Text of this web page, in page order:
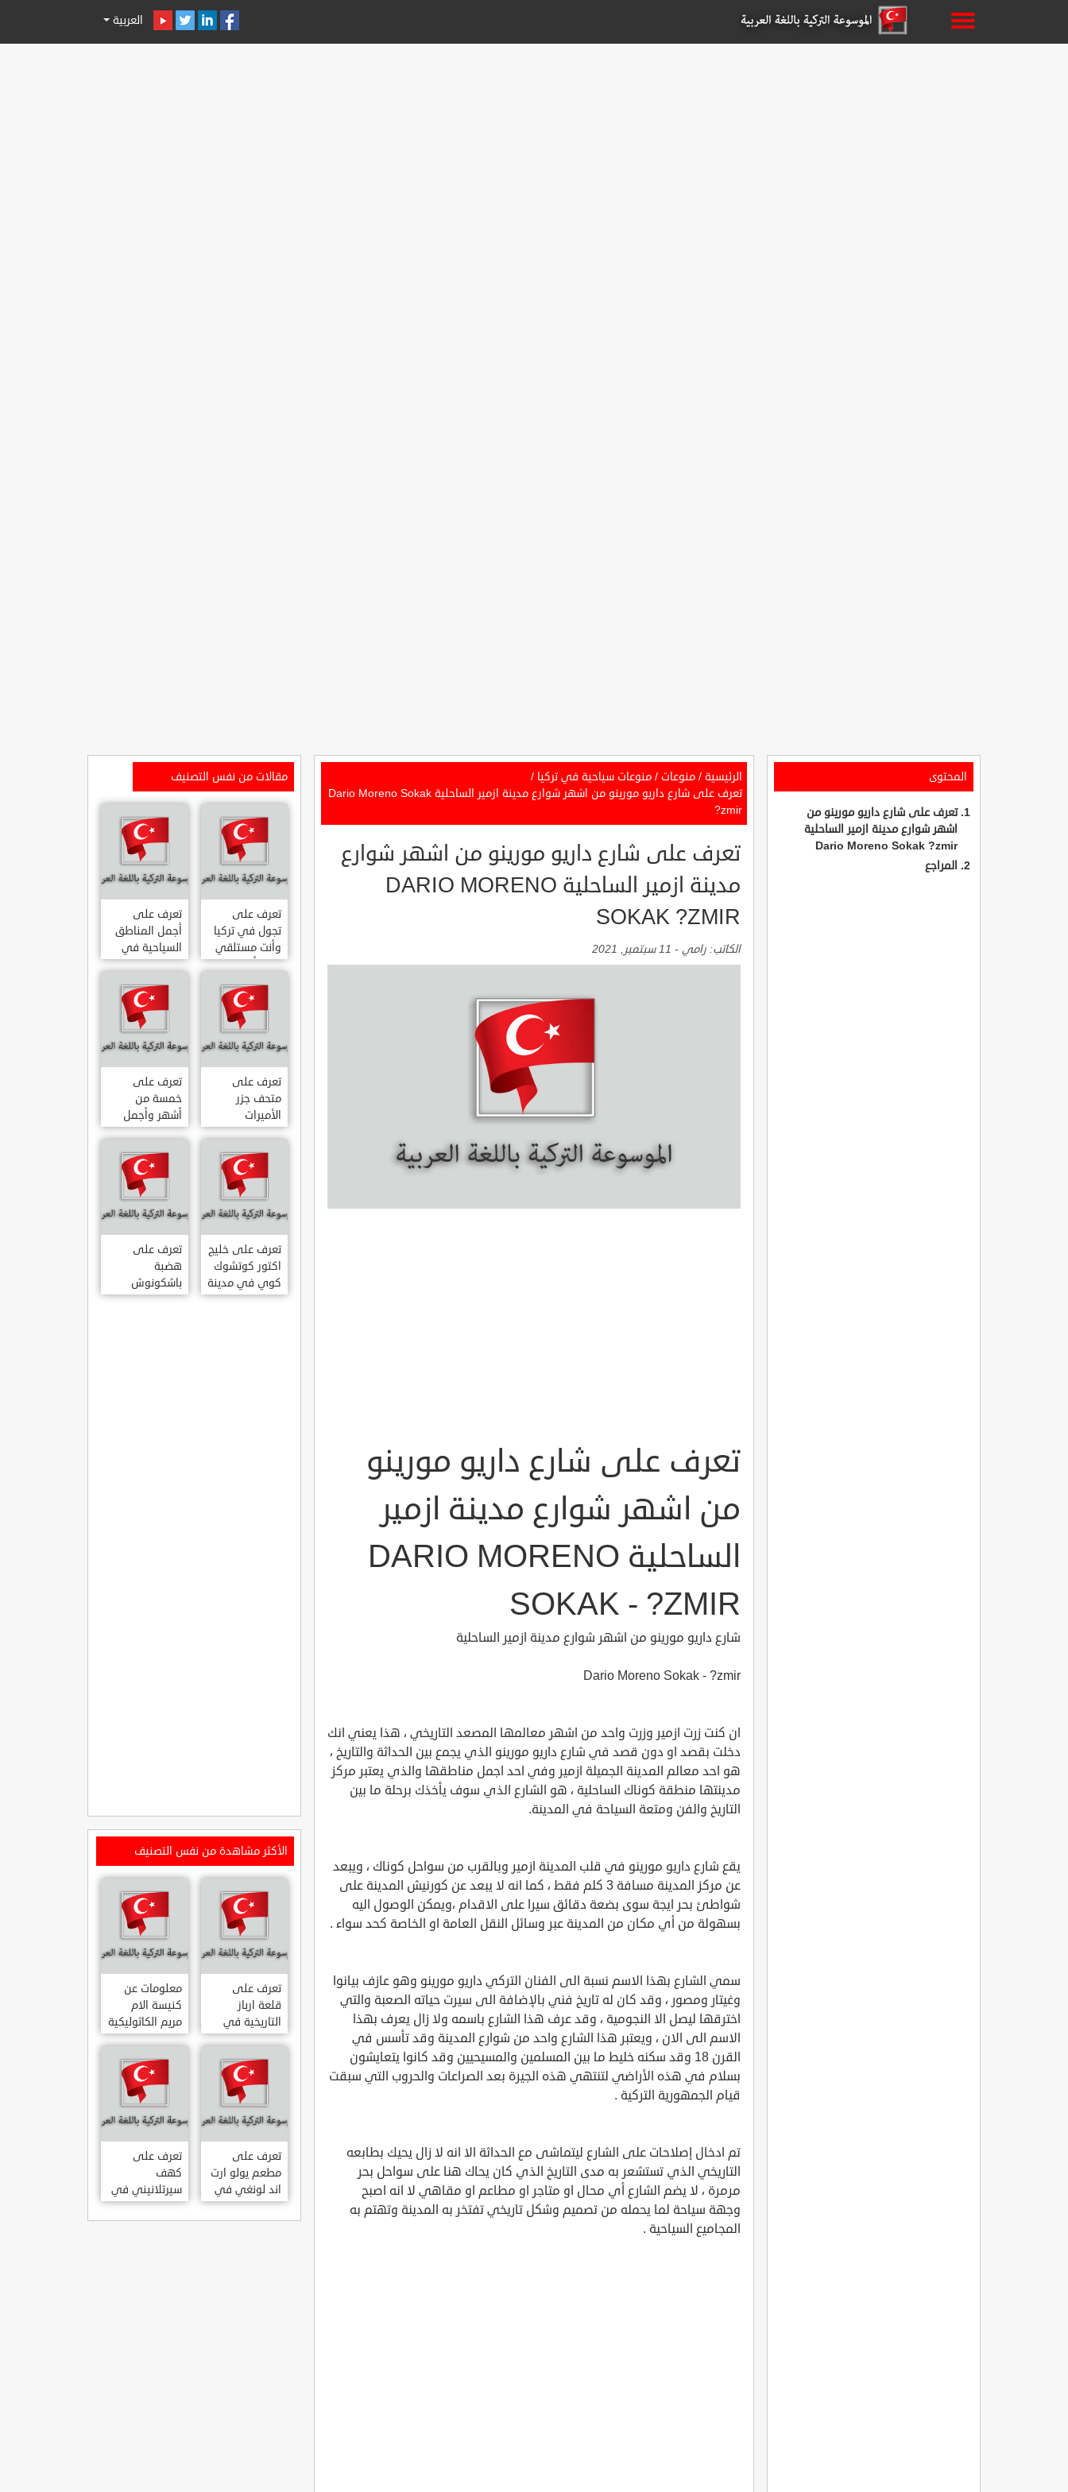
العربية
المحتوى
تعرف على شارع داريو مورينو من
اشهر شوارع مدينة ازمير الساحلية
Dario Moreno Sokak ?zmir
المراجع
الرئيسية / منوعات / منوعات سياحية في تركيا /
تعرف على شارع داريو مورينو من اشهر شوارع مدينة ازمير الساحلية Dario Moreno Sokak
?zmir
تعرف على شارع داريو مورينو من اشهر شوارع
مدينة ازمير الساحلية DARIO MORENO
SOKAK ?ZMIR
الكاتب: رامي - 11 سبتمبر, 2021
تعرف على شارع داريو مورينو
من اشهر شوارع مدينة ازمير
الساحلية DARIO MORENO
SOKAK - ?ZMIR
شارع داريو مورينو من اشهر شوارع مدينة ازمير الساحلية
Dario Moreno Sokak - ?zmir
ان كنت زرت ازمير وزرت واحد من اشهر معالمها المصعد التاريخي ، هذا يعني انك
دخلت بقصد او دون قصد في شارع داريو مورينو الذي يجمع بين الحداثة والتاريخ ،
هو احد معالم المدينة الجميلة ازمير وفي احد اجمل مناطقها والذي يعتبر مركز
مدينتها منطقة كوناك الساحلية ، هو الشارع الذي سوف يأخذك برحلة ما بين
التاريخ والفن ومتعة السياحة في المدينة.
يقع شارع داريو مورينو في قلب المدينة ازمير وبالقرب من سواحل كوناك ، ويبعد
عن مركز المدينة مسافة 3 كلم فقط ، كما انه لا يبعد عن كورنيش المدينة على
شواطئ بحر ايجة سوى بضعة دقائق سيرا على الاقدام ،ويمكن الوصول اليه
بسهولة من أي مكان من المدينة عبر وسائل النقل العامة او الخاصة كحد سواء .
سمي الشارع بهذا الاسم نسبة الى الفنان التركي داريو مورينو وهو عازف بيانوا
وغيتار ومصور ، وقد كان له تاريخ فني بالإضافة الى سيرت حياته الصعبة والتي
اخترقها ليصل الا النجومية ، وقد عرف هذا الشارع باسمه ولا زال يعرف بهذا
الاسم الى الان ، ويعتبر هذا الشارع واحد من شوارع المدينة وقد تأسس في
القرن 18 وقد سكنه خليط ما بين المسلمين والمسيحيين وقد كانوا يتعايشون
بسلام في هذه الأراضي لتنتهي هذه الجيرة بعد الصراعات والحروب التي سبقت
قيام الجمهورية التركية .
تم ادخال إصلاحات على الشارع ليتماشى مع الحداثة الا انه لا زال يحيك بطابعه
التاريخي الذي تستشعر به مدى التاريخ الذي كان يحاك هنا على سواحل بحر
مرمرة ، لا يضم الشارع أي محال او متاجر او مطاعم او مقاهي لا انه اصبح
وجهة سياحة لما يحمله من تصميم وشكل تاريخي تفتخر به المدينة وتهتم به
المجاميع السياحية .
مقالات من نفس التصنيف
تعرف على
تجول في تركيا
وأنت مستلقي
على أريكتك
..السياحة
الافتراضية.
تعرف على
أجمل المناطق
السياحية في
اسطنبول
المشهورة في
تعرف على
متحف جزر
الأميرات
ADALAR
MÜZESI
تعرف على
خمسة من
أشهر وأجمل
قصور اسطنبول
تعرف على خليج
اكتور كوتشوك
كوي في مدينة
داتشا الساحلية
تعرف على
هضبة
باشكونوش
الطبيعية في
الأكثر مشاهدة من نفس التصنيف
تعرف على
قلعة ارباز
التاريخية في
ولاية ايدن.. من
القلاع الدولة
العثمانية
ARPAZ
KALESI AYDIN
معلومات عن
كنيسة الام
مريم الكاثوليكية
في هاتي .. من
معالم المدينة
التاريخية
والدينية
MERYEM ANA
KATOLIK
KILISESI
HATAY
تعرف على
مطعم يولو ارت
اند لونغي في
ازمير .. مطعم
بجدران متحف
تعرف على
كهف
سيرتلانيني في
ولاية ايدن .. من
اعاجيب الطبيعة